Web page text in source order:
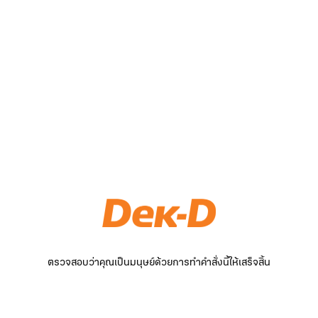
ตรวจสอบว่าคุณเป็นมนุษย์ด้วยการทำคำสั่งนี้ให้เสร็จสิ้น